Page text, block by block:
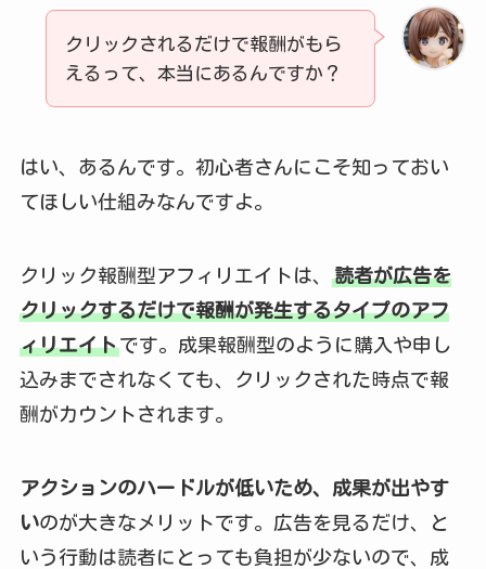
クリックされるだけで報酬がもら
えるって、本当にあるんですか？
はい、あるんです。初心者さんにこそ知っておい
てほしい仕組みなんですよ。
クリック報酬型アフィリエイトは、
読者が広告を
クリックするだけで報酬が発生するタイプのアフ
ィリエイトです。成果報酬型のように購入や申し
込みまでされなくても、クリックされた時点で報
酬がカウントされます。
アクションのハードルが低いため、成果が出やす
いのが大きなメリットです。広告を見るだけ、と
いう行動は読者にとっても負担が少ないので、成